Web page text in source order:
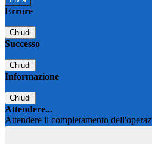
Errore
Chiudi
Successo
Chiudi
Informazione
Chiudi
Attendere...
Attendere il completamento